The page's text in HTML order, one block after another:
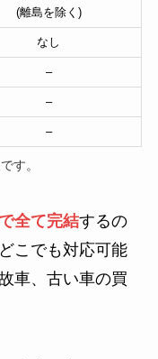
(離島を除く)
なし
–
–
–
す。
全て完結するの
こでも対応可能
車、古い車の買